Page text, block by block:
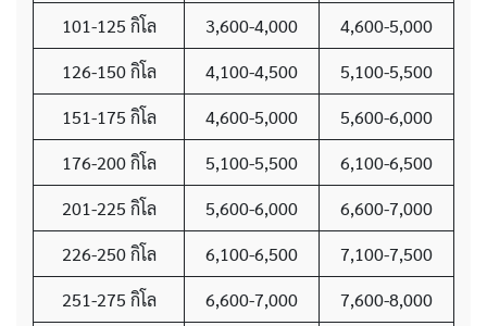
101-125 กิโล
3,600-4,000
4,600-5,000
126-150 กิโล
4,100-4,500
5,100-5,500
151-175 กิโล
4,600-5,000
5,600-6,000
176-200 กิโล
5,100-5,500
6,100-6,500
201-225 กิโล
5,600-6,000
6,600-7,000
226-250 กิโล
6,100-6,500
7,100-7,500
251-275 กิโล
6,600-7,000
7,600-8,000